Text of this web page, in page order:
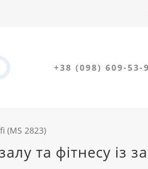
+38 (098) 609-53-
(MS 2823)
та фітнесу із